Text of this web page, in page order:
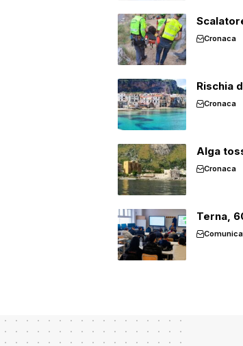
Cronaca
Rischia
Cronaca
Alga
Cronaca
Terna,